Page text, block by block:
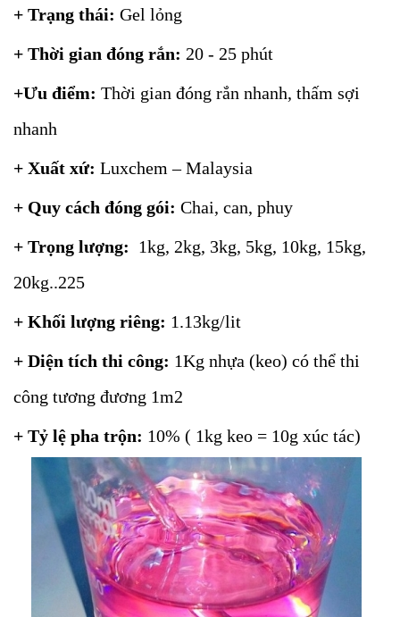
+ Trạng thái: Gel lỏng
+ Thời gian đóng rắn: 20 - 25 phút
+Ưu điểm: Thời gian đóng rắn nhanh, thấm sợi
nhanh
+ Xuất xứ: Luxchem – Malaysia
+ Quy cách đóng gói: Chai, can, phuy
+ Trọng lượng: 1kg, 2kg, 3kg, 5kg, 10kg, 15kg,
20kg..225
+ Khối lượng riêng: 1.13kg/lit
+ Diện tích thi công: 1Kg nhựa (keo) có thể thi
công tương đương 1m2
+ Tỷ lệ pha trộn: 10% ( 1kg keo = 10g xúc tác)